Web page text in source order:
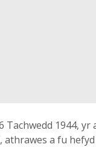
1944, yr
athrawes a fu